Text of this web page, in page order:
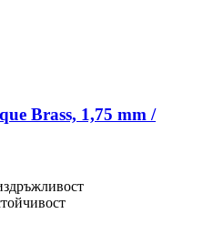
Brass, 1,75 mm /